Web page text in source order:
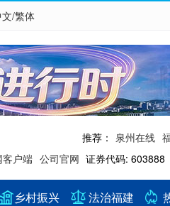
/繁体
推荐： 泉州在线
客户端 公司官网 证券代码:
乡村振兴 法治福建